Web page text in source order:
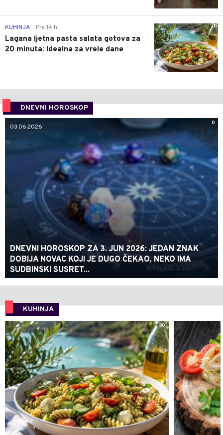
0
KUHINJA Pre 14 h
Lagana ljetna pasta salata gotova za
20 minuta: Idealna za vrele dane
DNEVNI HOROSKOP
0
03.06.2026.
DNEVNI HOROSKOP ZA 3. JUN 2026: JEDAN ZNAK
DOBIJA NOVAC KOJI JE DUGO ČEKAO, NEKO IMA
SUDBINSKI SUSRET...
KUHINJA
0